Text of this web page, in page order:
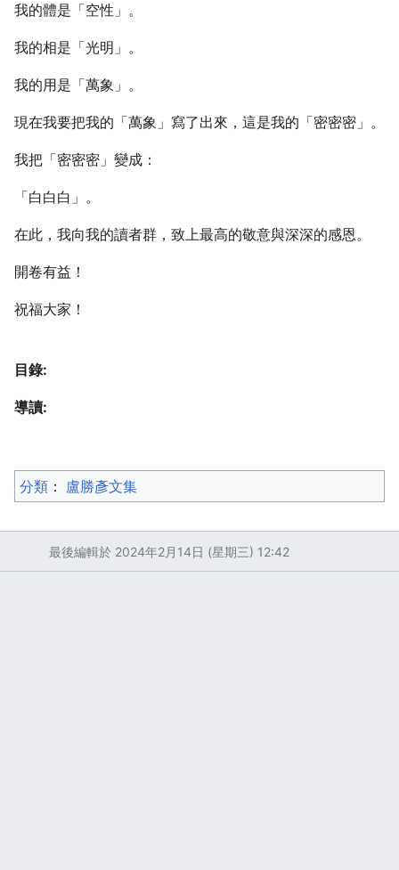
我的體是「空性」。
我的相是「光明」。
我的用是「萬象」。
現在我要把我的「萬象」寫了出來，這是我的「密密密」。
我把「密密密」變成：
「白白白」。
在此，我向我的讀者群，致上最高的敬意與深深的感恩。
開卷有益！
祝福大家！
目錄:
導讀:
分類 ：​ 盧勝彥文集
最後編輯於 2024年2月14日 (星期三) 12:42